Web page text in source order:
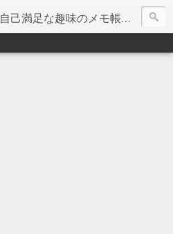
自己満足な趣味のメモ帳です。現在欧州型H0鉄道模型をメインに書いています。